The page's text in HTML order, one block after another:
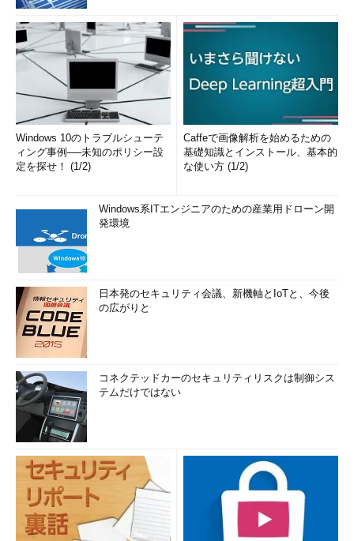
Windows 10のトラブルシューテ
ィング事例──未知のポリシー設
定を探せ！ (1/2)
Caffeで画像解析を始めるための
基礎知識とインストール、基本的
な使い方 (1/2)
Windows系ITエンジニアのための産業用ドローン開
発環境
日本発のセキュリティ会議、新機軸とIoTと、今後
の広がりと
コネクテッドカーのセキュリティリスクは制御シス
テムだけではない